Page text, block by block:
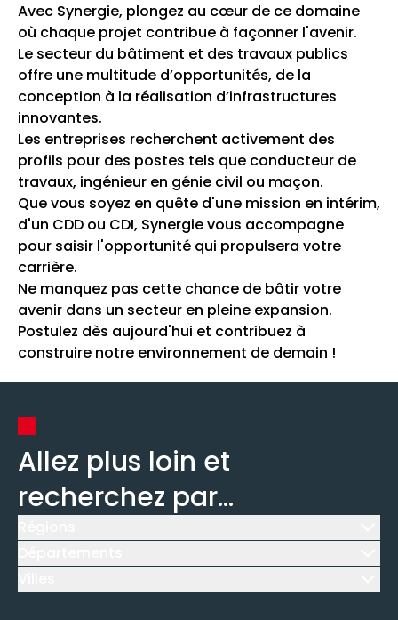
Avec Synergie, plongez au cœur de ce domaine
où chaque projet contribue à façonner l'avenir.
Le secteur du bâtiment et des travaux publics
offre une multitude d’opportunités, de la
conception à la réalisation d’infrastructures
innovantes.
Les entreprises recherchent activement des
profils pour des postes tels que conducteur de
travaux, ingénieur en génie civil ou maçon.
Que vous soyez en quête d'une mission en intérim,
d'un CDD ou CDI, Synergie vous accompagne
pour saisir l'opportunité qui propulsera votre
carrière.
Ne manquez pas cette chance de bâtir votre
avenir dans un secteur en pleine expansion.
Postulez dès aujourd'hui et contribuez à
construire notre environnement de demain !
Allez plus loin et
recherchez par...